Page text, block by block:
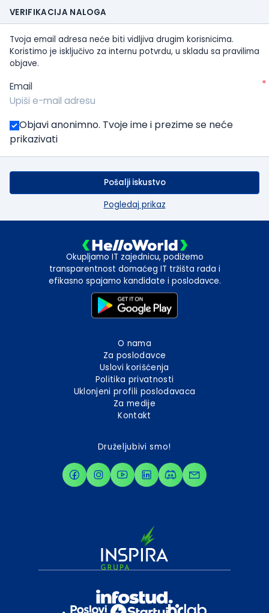
VERIFIKACIJA NALOGA
Tvoja email adresa neće biti vidljiva drugim korisnicima.
Koristimo je isključivo za internu potvrdu, u skladu sa pravilima
objave.
Email *
Objavi anonimno. Tvoje ime i prezime se neće
prikazivati
Pošalji iskustvo
Pogledaj prikaz
Okupljamo IT zajednicu, podižemo
transparentnost domaćeg IT tržišta rada i
efikasno spajamo kandidate i poslodavce.
O nama
Za poslodavce
Uslovi korišćenja
Politika privatnosti
Uklonjeni profili poslodavaca
Za medije
Kontakt
Druželjubivi smo!